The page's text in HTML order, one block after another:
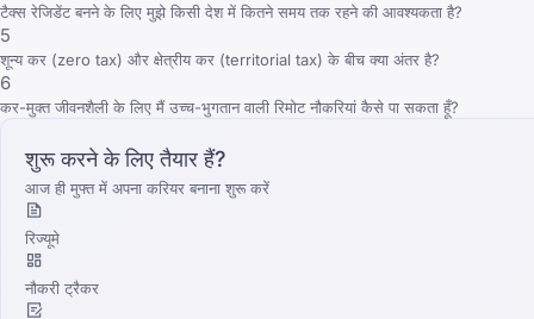
टैक्स रेजिडेंट बनने के लिए मुझे किसी देश में कितने समय तक रहने की आवश्यकता है?
5
शून्य कर (zero tax) और क्षेत्रीय कर (territorial tax) के बीच क्या अंतर है?
6
कर-मुक्त जीवनशैली के लिए मैं उच्च-भुगतान वाली रिमोट नौकरियां कैसे पा सकता हूँ?
शुरू करने के लिए तैयार हैं?
आज ही मुफ्त में अपना करियर बनाना शुरू करें
रिज्यूमे
नौकरी ट्रैकर